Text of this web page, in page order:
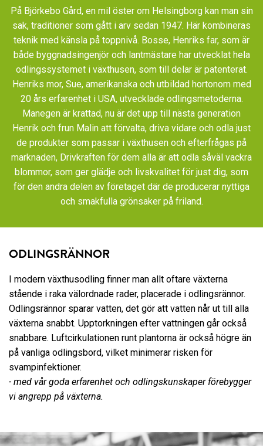
På Björkebo Gård, en mil öster om Helsingborg kan man sin
sak, traditioner som gått i arv sedan 1947. Här kombineras
teknik med känsla på toppnivå. Bosse, Henriks far, som är
både byggnadsingenjör och lantmästare har utvecklat hela
odlingssystemet i växthusen, som till delar är patenterat.
Henriks mor, Sue, amerikanska och utbildad hortonom med
20 års erfarenhet i USA, utvecklade odlingsmetoderna.
Manegen är krattad, nu är det upp till nästa generation
Henrik och frun Malin att förvalta, driva vidare och odla just
de produkter som passar i växthusen och efterfrågas på
marknaden, Drivkraften för dem alla är att odla såväl vackra
blommor, som ger glädje och livskvalitet för just dig, som
för den andra delen av företaget där de producerar nyttiga
och smakfulla grönsaker på friland.
ODLINGSRÄNNOR
I modern växthusodling finner man allt oftare växterna
stående i raka välordnade rader, placerade i odlingsrännor.
Odlingsrännor sparar vatten, det gör att vatten når ut till alla
växterna snabbt. Upptorkningen efter vattningen går också
snabbare. Luftcirkulationen runt plantorna är också högre än
på vanliga odlingsbord, vilket minimerar risken för
svampinfektioner.
- med vår goda erfarenhet och odlingskunskaper förebygger
vi angrepp på växterna.